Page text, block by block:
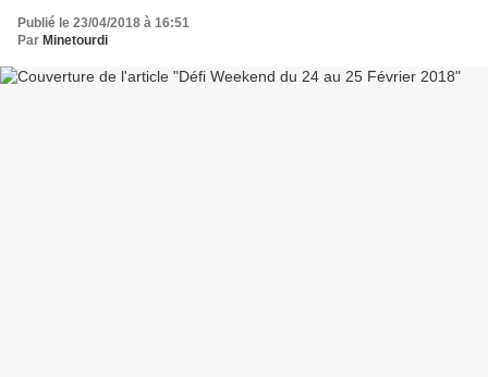
Publié le 23/04/2018 à 16:51
Par Minetourdi